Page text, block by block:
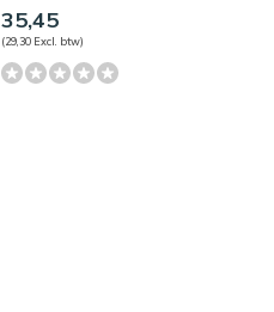
35,45
(29,30 Excl. btw)